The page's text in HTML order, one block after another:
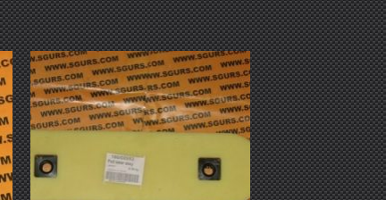
Добавить
в список
желаний